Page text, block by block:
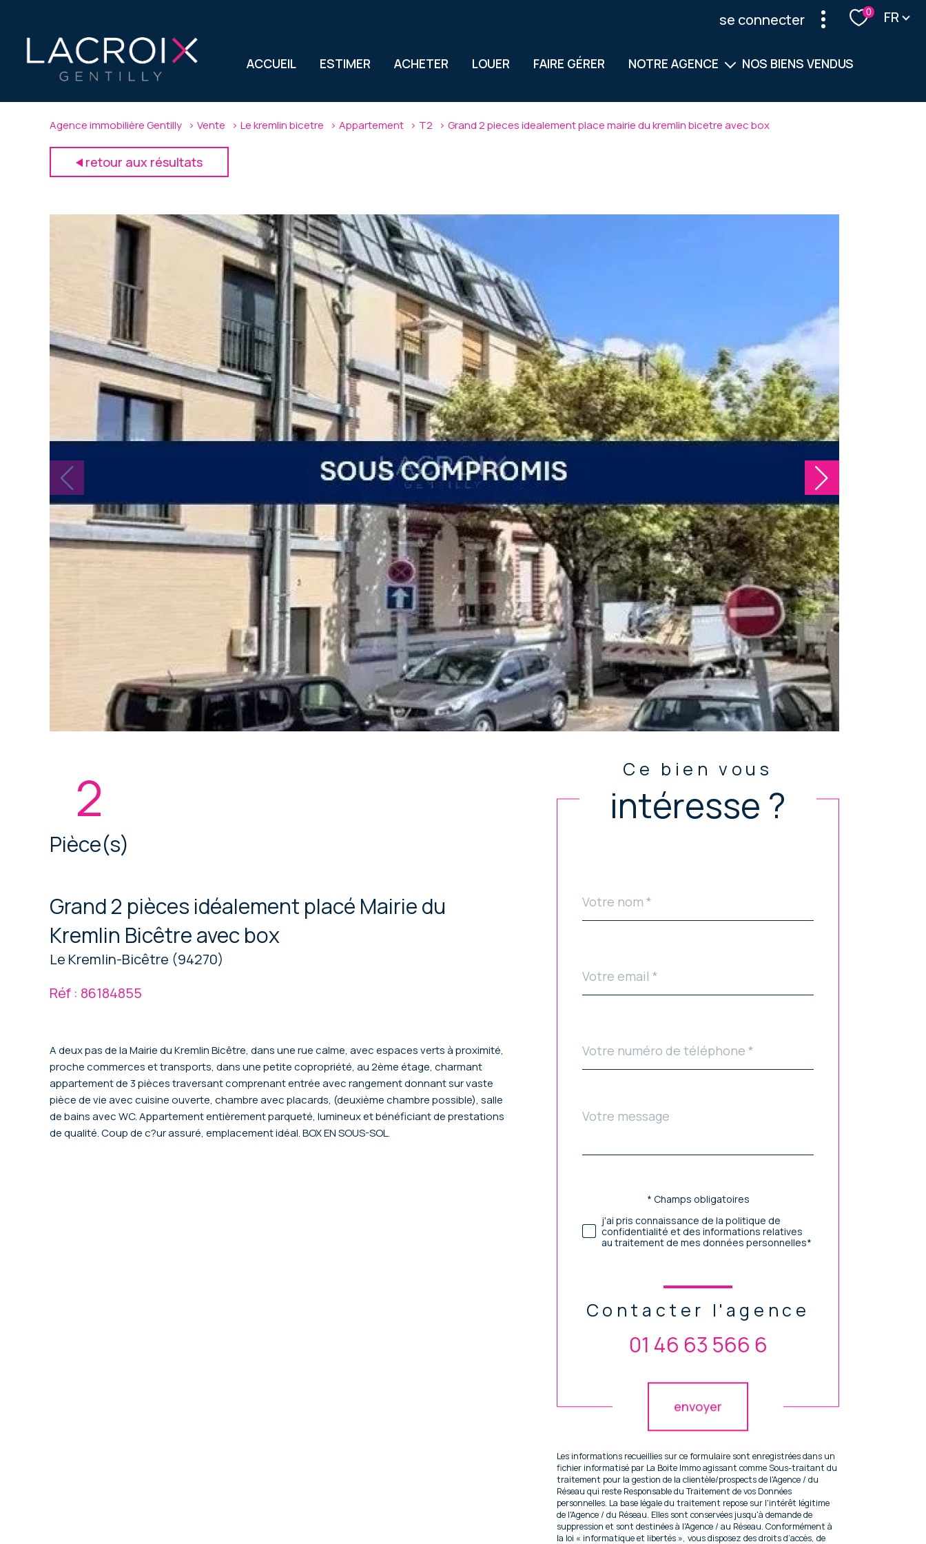
se connecter 0 Langue
FR
ACCUEIL ESTIMER ACHETER LOUER FAIRE GÉRER NOTRE AGENCE
Notre équipe
Nos services
NOS BIENS VENDUS
Agence immobilière Gentilly Vente Le kremlin bicetre Appartement T2 Grand 2 pieces idealement place mairie du kremlin bicetre avec box
retour aux résultats
2
Pièce(s)
Grand 2 pièces idéalement placé Mairie du
Kremlin Bicêtre avec box
Le Kremlin-Bicêtre (94270)
Réf : 86184855
A deux pas de la Mairie du Kremlin Bicêtre, dans une rue calme, avec espaces verts à proximité,
proche commerces et transports, dans une petite copropriété, au 2ème étage, charmant
appartement de 3 pièces traversant comprenant entrée avec rangement donnant sur vaste
pièce de vie avec cuisine ouverte, chambre avec placards, (deuxième chambre possible), salle
de bains avec WC. Appartement entièrement parqueté, lumineux et bénéficiant de prestations
de qualité. Coup de c?ur assuré, emplacement idéal. BOX EN SOUS-SOL.
Ce bien vous
intéresse ?
par
*
*
*
Fieldset
défaut
Message
*
Validation* Champs obligatoires
j'ai pris connaissance de la politique de
confidentialité et des informations relatives
au traitement de mes données personnelles*
Contacter l'agence
01 46 63 566 6
envoyer
Les informations recueillies sur ce formulaire sont enregistrées dans un
fichier informatisé par La Boite Immo agissant comme Sous-traitant du
traitement pour la gestion de la clientèle/prospects de l'Agence / du
Réseau qui reste Responsable du Traitement de vos Données
personnelles. La base légale du traitement repose sur l'intérêt légitime
de l'Agence / du Réseau. Elles sont conservées jusqu'à demande de
suppression et sont destinées à l'Agence / au Réseau. Conformément à
la loi « informatique et libertés », vous disposez des droits d’accès, de